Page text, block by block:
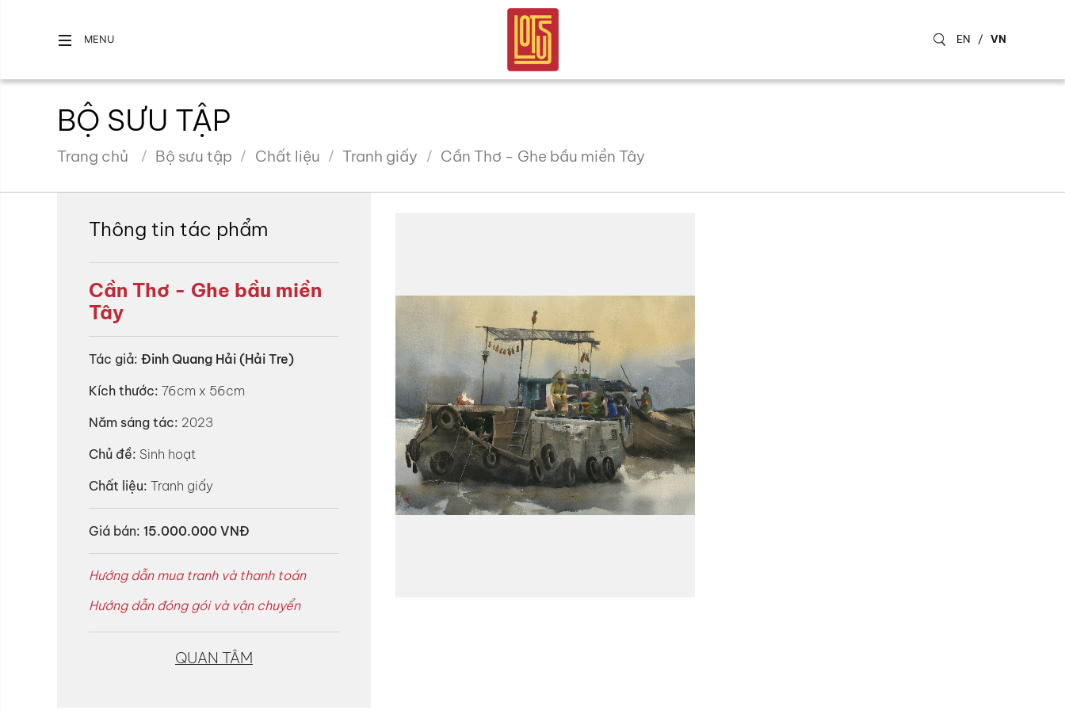
MENU EN / VN
BỘ SƯU TẬP
Trang chủ Bộ sưu tập Chất liệu Tranh giấy Cần Thơ - Ghe bầu miền Tây
Thông tin tác phẩm
Cần Thơ - Ghe bầu miền
Tây
Tác giả: Đinh Quang Hải (Hải Tre)
Kích thước: 76cm x 56cm
Năm sáng tác: 2023
Chủ đề: Sinh hoạt
Chất liệu: Tranh giấy
Giá bán: 15.000.000 VNĐ
Hướng dẫn mua tranh và thanh toán
Hướng dẫn đóng gói và vận chuyển
QUAN TÂM